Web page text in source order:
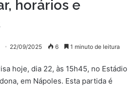
horários e
22/09/2025 6 1 minuto de leitura
hoje, dia 22, às 15h45, no Estádio
em Nápoles. Esta partida é